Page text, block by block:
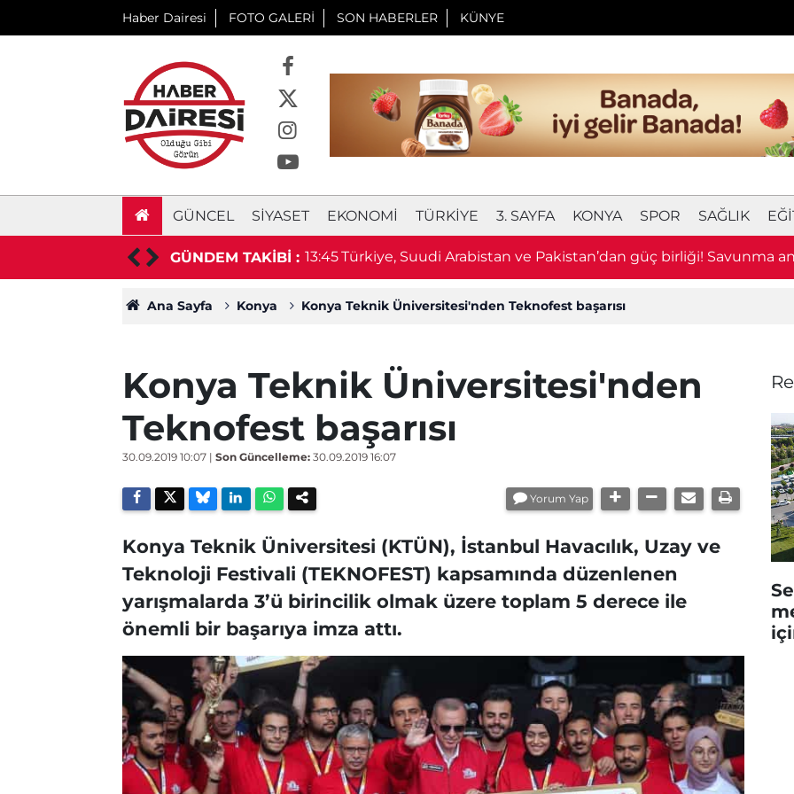
Haber Dairesi FOTO GALERİ SON HABERLER KÜNYE
GÜNCEL SIYASET EKONOMI TÜRKIYE 3. SAYFA KONYA SPOR SAĞLIK
GÜNDEM TAKİBİ :
motosikletin üzerine sürdü 13:45Türkiye, Suudi Arabistan ve Pakistan’dan güç birliği! Savunma
Ana Sayfa Konya Konya Teknik Üniversitesi'nden Teknofest başarısı
Konya Teknik Üniversitesi'nden
Teknofest başarısı
30.09.2019 10:07 | Son Güncelleme: 30.09.2019 16:07
Yorum Yap
Konya Teknik Üniversitesi (KTÜN), İstanbul Havacılık, Uzay ve
Teknoloji Festivali (TEKNOFEST) kapsamında düzenlenen
yarışmalarda 3’ü birincilik olmak üzere toplam 5 derece ile
önemli bir başarıya imza attı.